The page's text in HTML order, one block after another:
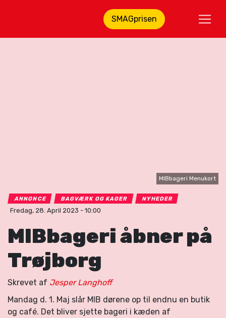
SMAGprisen
MIBbageri Menukort
ANNONCE BAGVÆRK OG KAGER NYHEDER
Fredag, 28. April 2023 - 10:00
MIBbageri åbner på
Trøjborg
Skrevet af Jesper Langhoff
Mandag d. 1. Maj slår MIB dørene op til endnu en butik
og café. Det bliver sjette bageri i kæden af